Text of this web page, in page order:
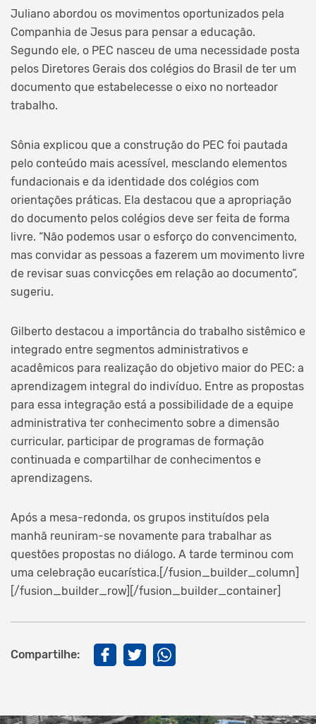
Juliano abordou os movimentos oportunizados pela
Companhia de Jesus para pensar a educação.
Segundo ele, o PEC nasceu de uma necessidade posta
pelos Diretores Gerais dos colégios do Brasil de ter um
documento que estabelecesse o eixo no norteador
trabalho.
Sônia explicou que a construção do PEC foi pautada
pelo conteúdo mais acessível, mesclando elementos
fundacionais e da identidade dos colégios com
orientações práticas. Ela destacou que a apropriação
do documento pelos colégios deve ser feita de forma
livre. “Não podemos usar o esforço do convencimento,
mas convidar as pessoas a fazerem um movimento livre
de revisar suas convicções em relação ao documento”,
sugeriu.
Gilberto destacou a importância do trabalho sistêmico e
integrado entre segmentos administrativos e
acadêmicos para realização do objetivo maior do PEC: a
aprendizagem integral do indivíduo. Entre as propostas
para essa integração está a possibilidade de a equipe
administrativa ter conhecimento sobre a dimensão
curricular, participar de programas de formação
continuada e compartilhar de conhecimentos e
aprendizagens.
Após a mesa-redonda, os grupos instituídos pela
manhã reuniram-se novamente para trabalhar as
questões propostas no diálogo. A tarde terminou com
uma celebração eucarística.[/fusion_builder_column]
[/fusion_builder_row][/fusion_builder_container]
Compartilhe: